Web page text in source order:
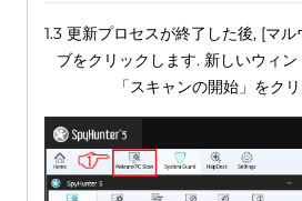
1.3 更新プロセスが終了した後, [マ
ブをクリックします. 新しいウィ
「スキャンの開始」をク